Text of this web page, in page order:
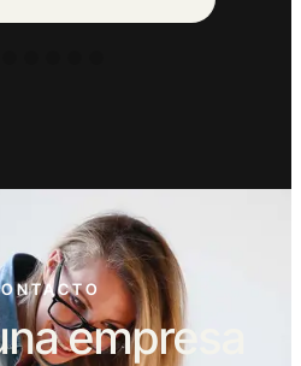
empresa